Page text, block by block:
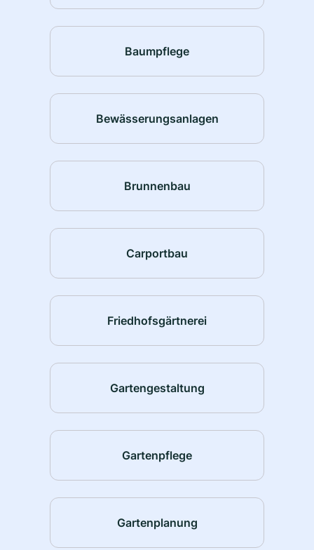
Baumpflege
Bewässerungsanlagen
Brunnenbau
Carportbau
Friedhofsgärtnerei
Gartengestaltung
Gartenpflege
Gartenplanung